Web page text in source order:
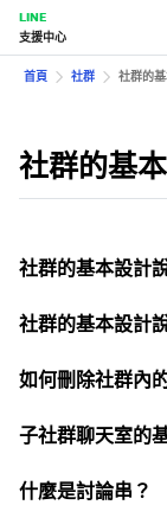
LINE
支援中心
首頁 社群 社群的
社群的基
社群的基本設計
社群的基本設計
如何刪除社群內
子社群聊天室的
什麼是討論串？